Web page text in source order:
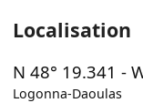
Localisation
N 48° 19.341 -
Logonna-Daoulas